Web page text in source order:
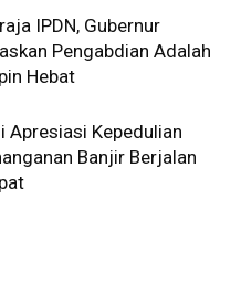
IPDN, Gubernur
Pengabdian Adalah
Hebat
Apresiasi Kepedulian
Banjir Berjalan